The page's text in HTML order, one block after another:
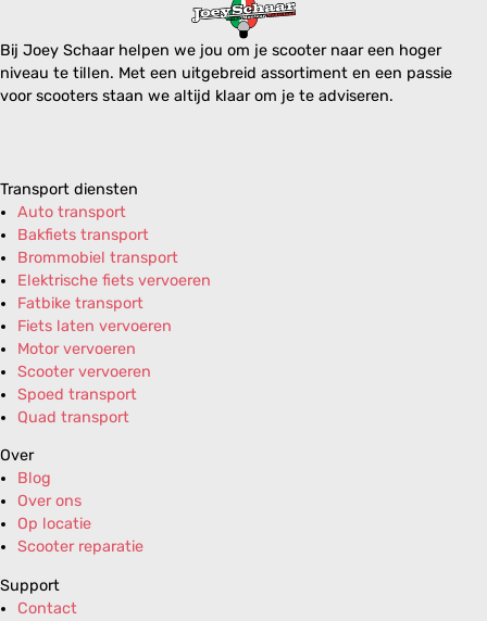
Bij Joey Schaar helpen we jou om je scooter naar een hoger
niveau te tillen. Met een uitgebreid assortiment en een passie
voor scooters staan we altijd klaar om je te adviseren.
Transport diensten
Auto transport
Bakfiets transport
Brommobiel transport
Elektrische fiets vervoeren
Fatbike transport
Fiets laten vervoeren
Motor vervoeren
Scooter vervoeren
Spoed transport
Quad transport
Over
Blog
Over ons
Op locatie
Scooter reparatie
Support
Contact